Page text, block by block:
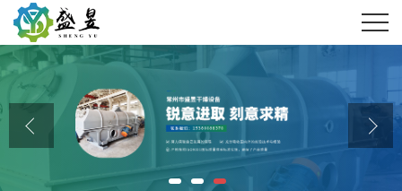
公司首页
公司介绍
公司动态
产品展厅